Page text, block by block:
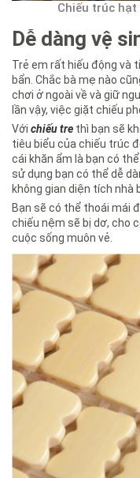
Chiếu trúc
Dễ dàng vệ
Trẻ em rất hiếu động và
bẩn. Chắc bà mẹ nào
chơi ở ngoài về và giữ
lần vậy, việc giặt chiếu
Với chiếu tre thì bạn sẽ
tiêu biểu của chiếu trúc
cái khăn ẩm là bạn có
sử dụng bạn có thể dễ
không gian diện tích nhà
Bạn sẽ có thể thoái mái
chiếu nệm sẽ bị dơ, cho
cuộc sống muôn vẻ.